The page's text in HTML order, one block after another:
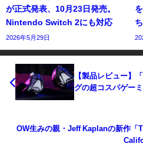
が正式発表、10月23日発売。
Nintendo Switch 2にも対応
2026年5月29日
【製品レビュー】
グの超コスパゲー
OW生みの親・Jeff Kaplanの新作「